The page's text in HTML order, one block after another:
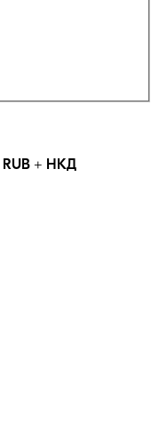
RUB + НКД